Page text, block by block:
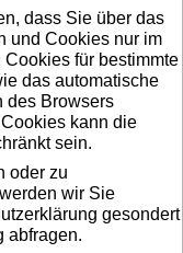
dass Sie über das
und Cookies nur im
für bestimmte
das automatische
des Browsers
kann die
sein.
oder zu
wir Sie
gesondert
abfragen.